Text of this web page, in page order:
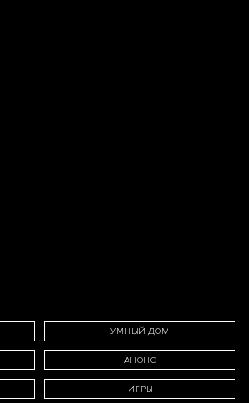
УМНЫЙ ДОМ
АНОНС
ИГРЫ